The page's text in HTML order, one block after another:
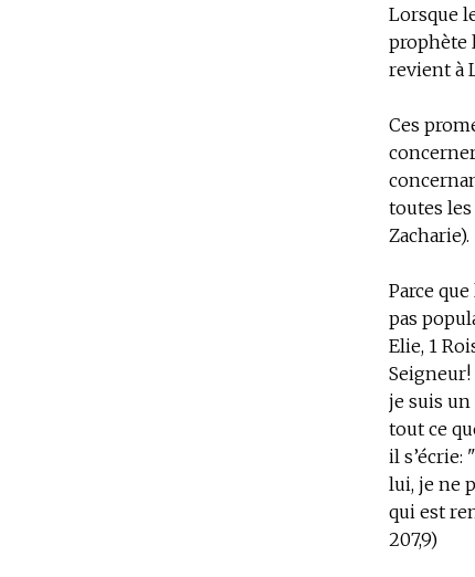
Lorsque
prophète
revient à
Ces
toutes
Zacharie).
Parce
pas
Elie, 1
Seigneur!
je suis un
tout ce
il s’écrie:
lui, je ne
qui est
207,9)